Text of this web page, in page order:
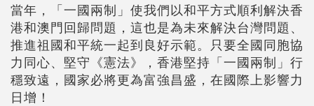
當年，「一國兩制」使我們以和平方式順利解決香
港和澳門回歸問題，這也是為未來解決台灣問題、
推進祖國和平統一起到良好示範。只要全國同胞協
力同心、堅守《憲法》，香港堅持「一國兩制」行
穩致遠，國家必將更為富強昌盛，在國際上影響力
日增！